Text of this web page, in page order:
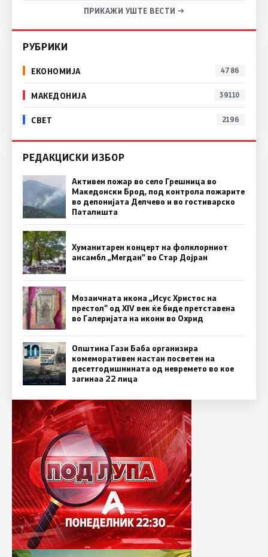
ПРИКАЖИ УШТЕ ВЕСТИ →
РУБРИКИ
ЕКОНОМИЈА 4786
МАКЕДОНИЈА 39110
СВЕТ 2196
РЕДАКЦИСКИ ИЗБОР
Активен пожар во село Грешница во
Македонски Брод, под контрола пожарите
во депонијата Делчево и во гостиварско
Паталишта
Хуманитарен концерт на фолклорниот
ансамбл „Мегдан” во Стар Дојран
Мозаичната икона „Исус Христос на
престол“ од XIV век ќе биде претставена
во Галеријата на икони во Охрид
Општина Гази Баба организира
комеморативен настан посветен на
десетгодишнината од невремето во кое
загинаа 22 лица